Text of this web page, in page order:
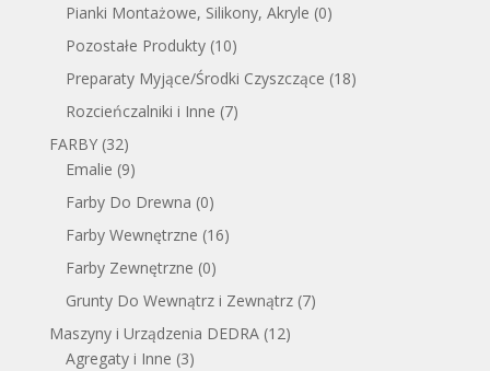
Pianki Montażowe, Silikony, Akryle (0)
Pozostałe Produkty (10)
Preparaty Myjące/Środki Czyszczące (18)
Rozcieńczalniki i Inne (7)
FARBY (32)
Emalie (9)
Farby Do Drewna (0)
Farby Wewnętrzne (16)
Farby Zewnętrzne (0)
Grunty Do Wewnątrz i Zewnątrz (7)
Maszyny i Urządzenia DEDRA (12)
Agregaty i Inne (3)